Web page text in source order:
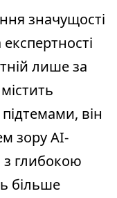
значущості
лише за
він
зору AI-
з глибокою
більше